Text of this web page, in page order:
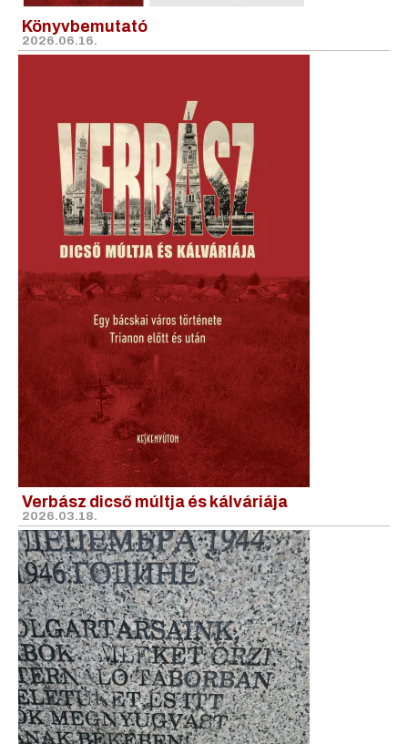
Könyvbemutató
2026.06.16.
Verbász dicső múltja és kálváriája
2026.03.18.